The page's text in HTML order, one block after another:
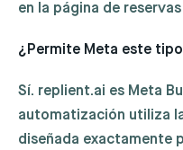
en la página de
¿Permite Meta este
Sí. replient.ai es Meta
automatización utiliza
diseñada exactamente